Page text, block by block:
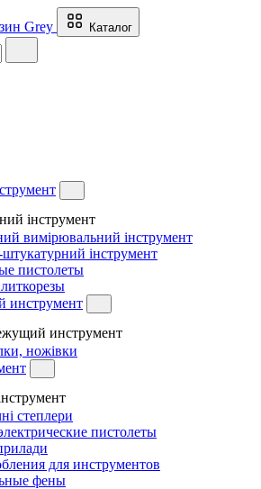
Каталог
інструмент
вимірювальний інструмент
інструмент
пистолеты
инструмент
инструмент
ножівки
степлери
пистолеты
для инструментов
фены